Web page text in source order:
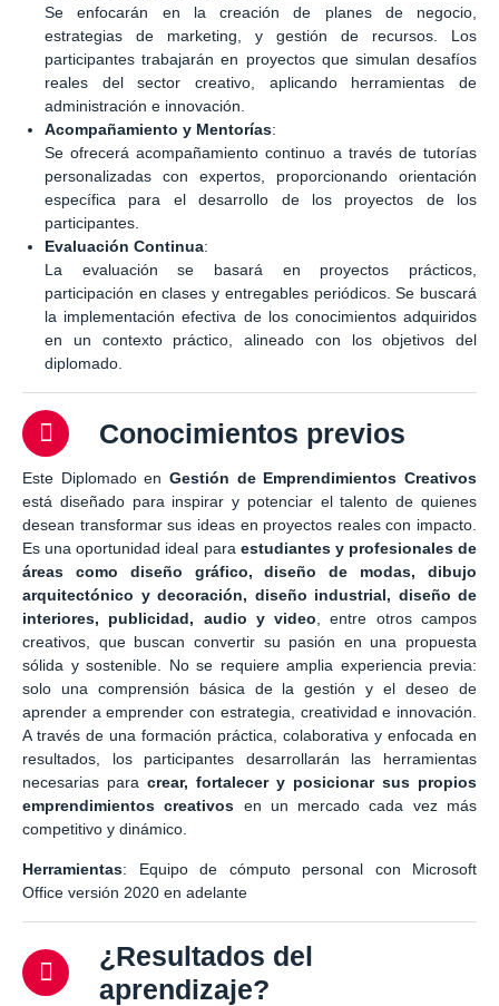
Se enfocarán en la creación de planes de negocio,
estrategias de marketing, y gestión de recursos. Los
participantes trabajarán en proyectos que simulan desafíos
reales del sector creativo, aplicando herramientas de
administración e innovación.
Acompañamiento y Mentorías:
Se ofrecerá acompañamiento continuo a través de tutorías
personalizadas con expertos, proporcionando orientación
específica para el desarrollo de los proyectos de los
participantes.
Evaluación Continua:
La evaluación se basará en proyectos prácticos,
participación en clases y entregables periódicos. Se buscará
la implementación efectiva de los conocimientos adquiridos
en un contexto práctico, alineado con los objetivos del
diplomado.
Conocimientos previos
Este Diplomado en Gestión de Emprendimientos Creativos
está diseñado para inspirar y potenciar el talento de quienes
desean transformar sus ideas en proyectos reales con impacto.
Es una oportunidad ideal para estudiantes y profesionales de
áreas como diseño gráfico, diseño de modas, dibujo
arquitectónico y decoración, diseño industrial, diseño de
interiores, publicidad, audio y video , entre otros campos
creativos, que buscan convertir su pasión en una propuesta
sólida y sostenible. No se requiere amplia experiencia previa:
solo una comprensión básica de la gestión y el deseo de
aprender a emprender con estrategia, creatividad e innovación.
A través de una formación práctica, colaborativa y enfocada en
resultados, los participantes desarrollarán las herramientas
necesarias para crear, fortalecer y posicionar sus propios
emprendimientos creativos en un mercado cada vez más
competitivo y dinámico.
Herramientas: Equipo de cómputo personal con Microsoft
Office versión 2020 en adelante
¿Resultados del
aprendizaje?